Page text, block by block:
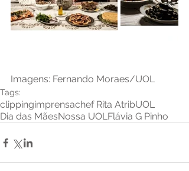
Imagens: Fernando Moraes/UOL
Tags:
clippingimprensachef Rita AtribUOL
Dia das MãesNossa UOLFlávia G Pinho